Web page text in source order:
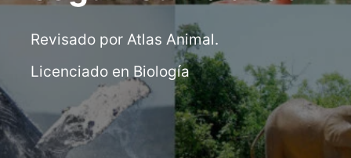
Revisado por Atlas Animal.
Licenciado en Biología